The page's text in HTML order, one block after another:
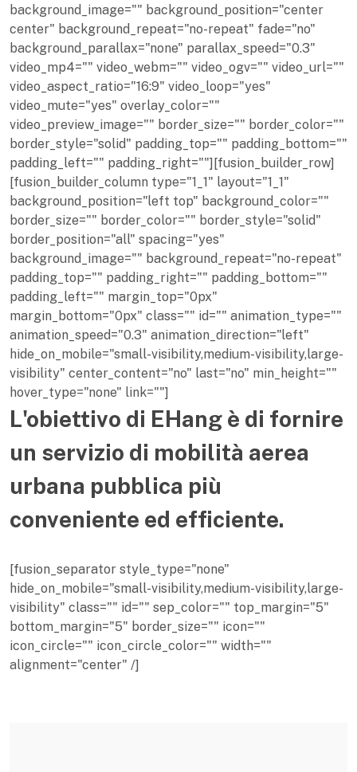
background_image="" background_position="center
center" background_repeat="no-repeat" fade="no"
background_parallax="none" parallax_speed="0.3"
video_mp4="" video_webm="" video_ogv="" video_url=""
video_aspect_ratio="16:9" video_loop="yes"
video_mute="yes" overlay_color=""
video_preview_image="" border_size="" border_color=""
border_style="solid" padding_top="" padding_bottom=""
padding_left="" padding_right=""][fusion_builder_row]
[fusion_builder_column type="1_1" layout="1_1"
background_position="left top" background_color=""
border_size="" border_color="" border_style="solid"
border_position="all" spacing="yes"
background_image="" background_repeat="no-repeat"
padding_top="" padding_right="" padding_bottom=""
padding_left="" margin_top="0px"
margin_bottom="0px" class="" id="" animation_type=""
animation_speed="0.3" animation_direction="left"
hide_on_mobile="small-visibility,medium-visibility,large-
visibility" center_content="no" last="no" min_height=""
hover_type="none" link=""]
L'obiettivo di EHang è di fornire
un servizio di mobilità aerea
urbana pubblica più
conveniente ed efficiente.
[fusion_separator style_type="none"
hide_on_mobile="small-visibility,medium-visibility,large-
visibility" class="" id="" sep_color="" top_margin="5"
bottom_margin="5" border_size="" icon=""
icon_circle="" icon_circle_color="" width=""
alignment="center" /]